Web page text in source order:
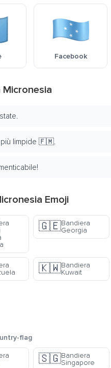
Facebook
più limpide 🇫🇲.
Emoji
🇬🇪Bandiera
Georgia
🇰🇼Bandiera
Kuwait
flag
🇸🇬Bandiera
Singapore